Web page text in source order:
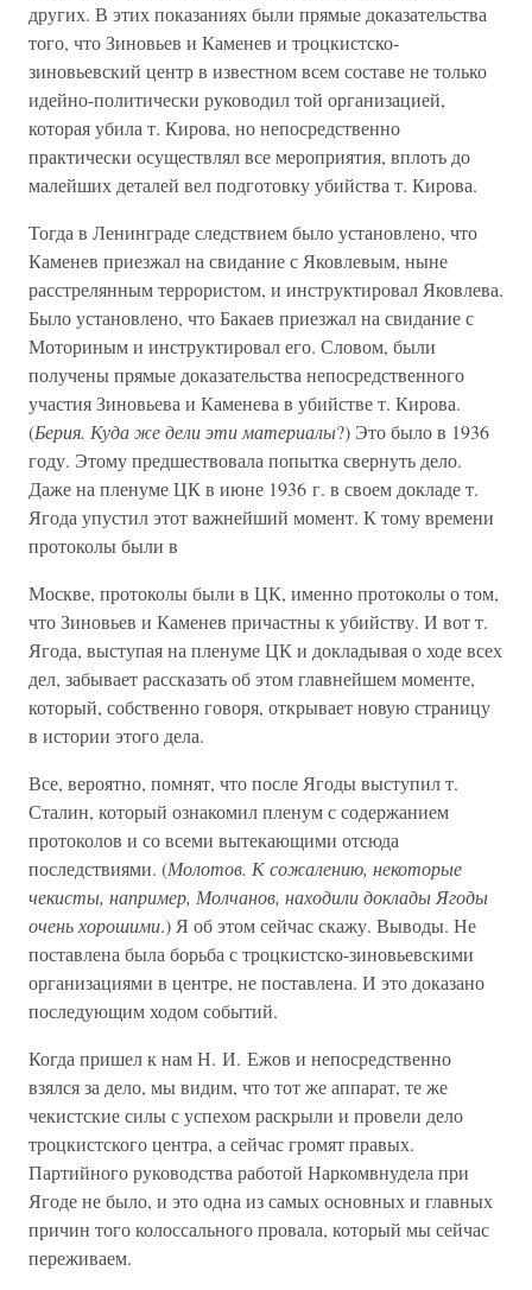
других. В этих показаниях были прямые доказательства
того, что Зиновьев и Каменев и троцкистско-
зиновьевский центр в известном всем составе не только
идейно-политически руководил той организацией,
которая убила т. Кирова, но непосредственно
практически осуществлял все мероприятия, вплоть до
малейших деталей вел подготовку убийства т. Кирова.
Тогда в Ленинграде следствием было установлено, что
Каменев приезжал на свидание с Яковлевым, ныне
расстрелянным террористом, и инструктировал Яковлева.
Было установлено, что Бакаев приезжал на свидание с
Моториным и инструктировал его. Словом, были
получены прямые доказательства непосредственного
участия Зиновьева и Каменева в убийстве т. Кирова.
(Берия. Куда же дели эти материалы?) Это было в 1936
году. Этому предшествовала попытка свернуть дело.
Даже на пленуме ЦК в июне 1936 г. в своем докладе т.
Ягода упустил этот важнейший момент. К тому времени
протоколы были в
Москве, протоколы были в ЦК, именно протоколы о том,
что Зиновьев и Каменев причастны к убийству. И вот т.
Ягода, выступая на пленуме ЦК и докладывая о ходе всех
дел, забывает рассказать об этом главнейшем моменте,
который, собственно говоря, открывает новую страницу
в истории этого дела.
Все, вероятно, помнят, что после Ягоды выступил т.
Сталин, который ознакомил пленум с содержанием
протоколов и со всеми вытекающими отсюда
последствиями. (Молотов. К сожалению, некоторые
чекисты, например, Молчанов, находили доклады Ягоды
очень хорошими.) Я об этом сейчас скажу. Выводы. Не
поставлена была борьба с троцкистско-зиновьевскими
организациями в центре, не поставлена. И это доказано
последующим ходом событий.
Когда пришел к нам Н. И. Ежов и непосредственно
взялся за дело, мы видим, что тот же аппарат, те же
чекистские силы с успехом раскрыли и провели дело
троцкистского центра, а сейчас громят правых.
Партийного руководства работой Наркомвнудела при
Ягоде не было, и это одна из самых основных и главных
причин того колоссального провала, который мы сейчас
переживаем.